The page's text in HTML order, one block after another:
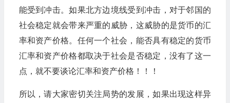
能受到冲击。如果北方边境线受到冲击，对于邻国的
社会稳定就会带来严重的威胁，这威胁的是货币的汇
率和资产价格。任何一个社会，能否具有稳定的货币
汇率和资产价格都取决于社会是否稳定，没有了这一
点，就不要谈论汇率和资产价格！！！
所以，请大家密切关注局势的发展，如果出现这样异